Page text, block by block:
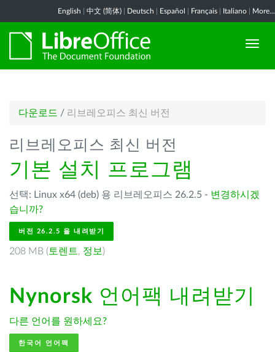
English 中文 (简体) Deutsch Español Français Italiano More...
다운로드 / 리브레오피스 최신 버전
리브레오피스 최신 버전
기본 설치 프로그램
선택: Linux x64 (deb) 용 리브레오피스 26.2.5 - 변경하시겠
습니까?
버전 26.2.5 을 내려받기
208 MB ( 토렌트, 정보 )
Nynorsk 언어팩 내려받기
다른 언어를 원하세요?
한국어 언어팩